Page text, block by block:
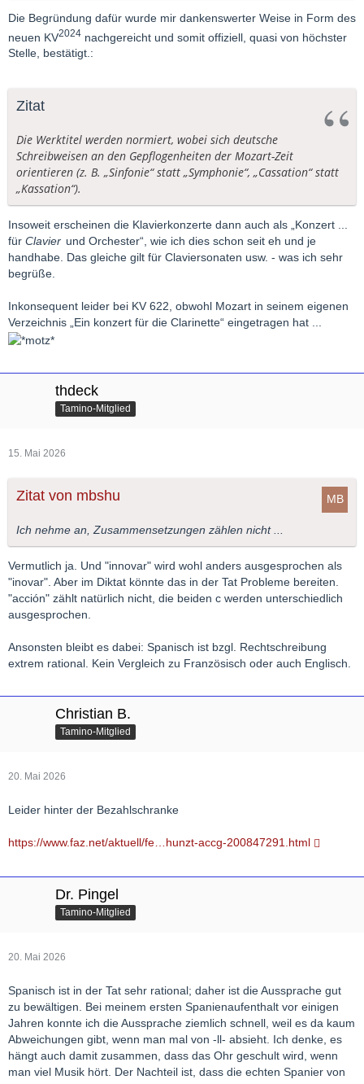
Die Begründung dafür wurde mir dankenswerter Weise in Form des
neuen KV2024 nachgereicht und somit offiziell, quasi von höchster
Stelle, bestätigt.:
Zitat
Die Werktitel werden normiert, wobei sich deutsche
Schreibweisen an den Gepflogenheiten der Mozart-Zeit
orientieren (z. B. „Sinfonie“ statt „Symphonie“, „Cassation“ statt
„Kassation“).
Insoweit erscheinen die Klavierkonzerte dann auch als „Konzert ...
für Clavier und Orchester“, wie ich dies schon seit eh und je
handhabe. Das gleiche gilt für Claviersonaten usw. - was ich sehr
begrüße.
Inkonsequent leider bei KV 622, obwohl Mozart in seinem eigenen
Verzeichnis „Ein konzert für die Clarinette“ eingetragen hat ...
thdeck
Tamino-Mitglied
15. Mai 2026
Zitat von mbshu
Ich nehme an, Zusammensetzungen zählen nicht ...
Vermutlich ja. Und "innovar" wird wohl anders ausgesprochen als
"inovar". Aber im Diktat könnte das in der Tat Probleme bereiten.
"acción" zählt natürlich nicht, die beiden c werden unterschiedlich
ausgesprochen.
Ansonsten bleibt es dabei: Spanisch ist bzgl. Rechtschreibung
extrem rational. Kein Vergleich zu Französisch oder auch Englisch.
Christian B.
Tamino-Mitglied
20. Mai 2026
Leider hinter der Bezahlschranke
https://www.faz.net/aktuell/fe…hunzt-accg-200847291.html
Dr. Pingel
Tamino-Mitglied
20. Mai 2026
Spanisch ist in der Tat sehr rational; daher ist die Aussprache gut
zu bewältigen. Bei meinem ersten Spanienaufenthalt vor einigen
Jahren konnte ich die Aussprache ziemlich schnell, weil es da kaum
Abweichungen gibt, wenn man mal von -ll- absieht. Ich denke, es
hängt auch damit zusammen, dass das Ohr geschult wird, wenn
man viel Musik hört. Der Nachteil ist, dass die echten Spanier von